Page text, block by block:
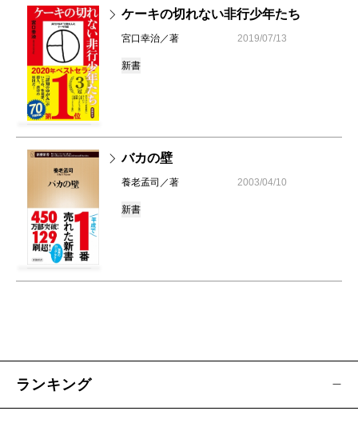
ケーキの切れない非行少年たち
宮口幸治／著 2019/07/13
新書
バカの壁
養老孟司／著 2003/04/10
新書
ランキング